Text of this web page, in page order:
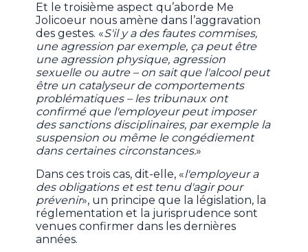
Et le troisième aspect qu’aborde Me
Jolicoeur nous amène dans l’aggravation
des gestes. «S'il y a des fautes commises,
une agression par exemple, ça peut être
une agression physique, agression
sexuelle ou autre – on sait que l'alcool peut
être un catalyseur de comportements
problématiques – les tribunaux ont
confirmé que l'employeur peut imposer
des sanctions disciplinaires, par exemple la
suspension ou même le congédiement
dans certaines circonstances.»
Dans ces trois cas, dit-elle, «l'employeur a
des obligations et est tenu d'agir pour
prévenir», un principe que la législation, la
réglementation et la jurisprudence sont
venues confirmer dans les dernières
années.